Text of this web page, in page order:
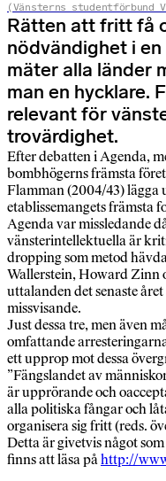
(Vänsterns studentförbund
Rätten att fritt få
nödvändighet i
mäter alla länder
man en hycklare.
relevant för
trovärdighet.
Efter debatten i Agenda,
bombhögerns främsta
Flamman (2004/43) lägga
etablissemangets främsta
Agenda var missledande
vänsterintellektuella är
dropping som metod
Wallerstein, Howard Zinn
uttalanden det senaste
missvisande.
Just dessa tre, men även
omfattande
ett upprop mot dessa
”Fängslandet av
är upprörande och
alla politiska fångar och
organisera sig fritt (reds.
Detta är givetvis något
finns att läsa påhttp://